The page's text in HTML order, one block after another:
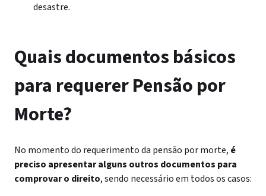
desastre.
Quais documentos básicos
para requerer Pensão por
Morte?
No momento do requerimento da pensão por morte, é
preciso apresentar alguns outros documentos para
comprovar o direito, sendo necessário em todos os casos: